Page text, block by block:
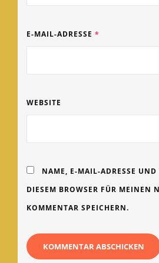
E-MAIL-ADRESSE *
WEBSITE
NAME, E-MAIL-ADRESSE UND
DIESEM BROWSER FÜR MEINEN
KOMMENTAR SPEICHERN.